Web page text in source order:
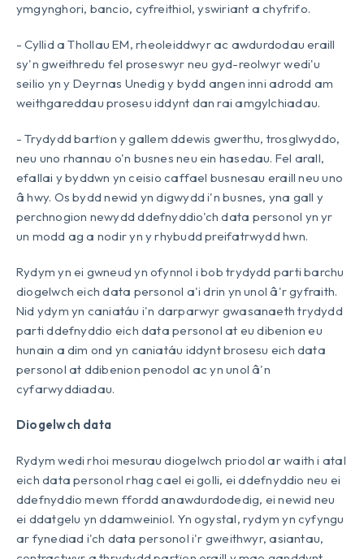
ymgynghori, bancio, cyfreithiol, yswiriant a chyfrifo.
- Cyllid a Thollau EM, rheoleiddwyr ac awdurdodau eraill
sy'n gweithredu fel proseswyr neu gyd-reolwyr wedi'u
seilio yn y Deyrnas Unedig y bydd angen inni adrodd am
weithgareddau prosesu iddynt dan rai amgylchiadau.
- Trydydd bartïon y gallem ddewis gwerthu, trosglwyddo,
neu uno rhannau o'n busnes neu ein hasedau. Fel arall,
efallai y byddwn yn ceisio caffael busnesau eraill neu uno
â hwy. Os bydd newid yn digwydd i'n busnes, yna gall y
perchnogion newydd ddefnyddio'ch data personol yn yr
un modd ag a nodir yn y rhybudd preifatrwydd hwn.
Rydym yn ei gwneud yn ofynnol i bob trydydd parti barchu
diogelwch eich data personol a'i drin yn unol â'r gyfraith.
Nid ydym yn caniatáu i'n darparwyr gwasanaeth trydydd
parti ddefnyddio eich data personol at eu dibenion eu
hunain a dim ond yn caniatáu iddynt brosesu eich data
personol at ddibenion penodol ac yn unol â'n
cyfarwyddiadau.
Diogelwch data
Rydym wedi rhoi mesurau diogelwch priodol ar waith i atal
eich data personol rhag cael ei golli, ei ddefnyddio neu ei
ddefnyddio mewn ffordd anawdurdodedig, ei newid neu
ei ddatgelu yn ddamweiniol. Yn ogystal, rydym yn cyfyngu
ar fynediad i'ch data personol i'r gweithwyr, asiantau,